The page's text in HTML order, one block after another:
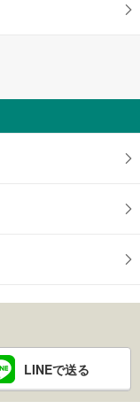
LINEで送る